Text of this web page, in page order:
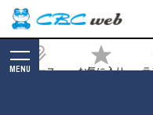
ニュース お気に入り ラ
MENU